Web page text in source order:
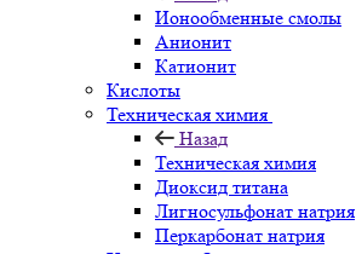
Ионообменные смолы
Анионит
Катионит
Кислоты
Техническая химия
Назад
Техническая химия
Диоксид титана
Лигносульфонат натрия
Перкарбонат натрия